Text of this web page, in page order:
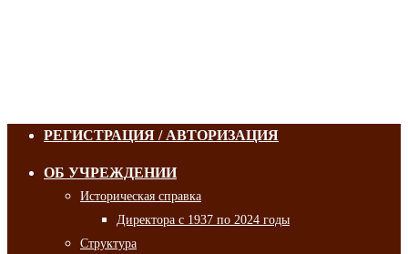
РЕГИСТРАЦИЯ / АВТОРИЗАЦИЯ
ОБ УЧРЕЖДЕНИИ
Историческая справка
Директора с 1937 по 2024 годы
Структура